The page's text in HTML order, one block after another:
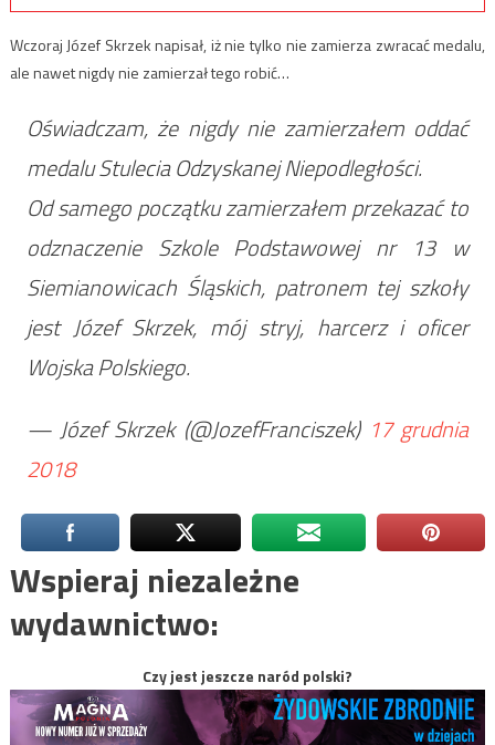
Wczoraj Józef Skrzek napisał, iż nie tylko nie zamierza zwracać medalu,
ale nawet nigdy nie zamierzał tego robić…
Oświadczam, że nigdy nie zamierzałem oddać
medalu Stulecia Odzyskanej Niepodległości.
Od samego początku zamierzałem przekazać to
odznaczenie Szkole Podstawowej nr 13 w
Siemianowicach Śląskich, patronem tej szkoły
jest Józef Skrzek, mój stryj, harcerz i oficer
Wojska Polskiego.
— Józef Skrzek (@JozefFranciszek) 17 grudnia
2018
Wspieraj niezależne
wydawnictwo:
Czy jest jeszcze naród polski?